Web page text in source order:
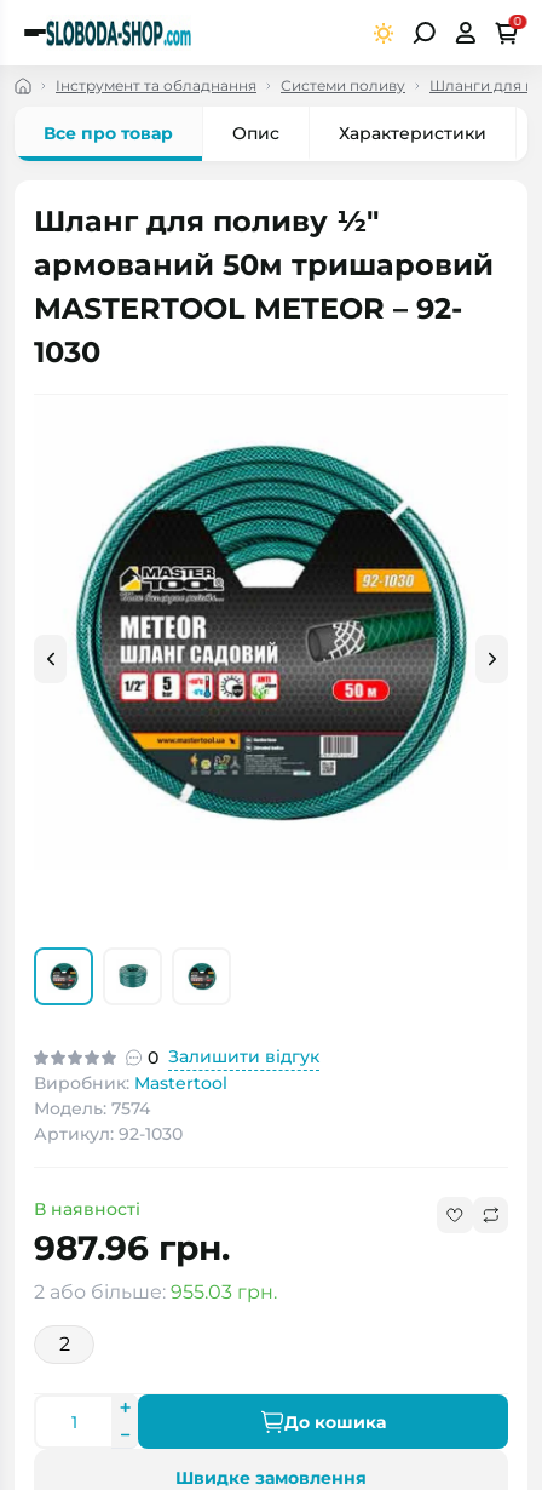
0
Інструмент та обладнання Системи поливу Шланги для
Все про товар Опис Характеристики
Шланг для поливу ½"
армований 50м тришаровий
MASTERTOOL METEOR – 92-
1030
0 Залишити відгук
Виробник: Mastertool
Модель: 7574
Артикул: 92-1030
В наявності
987.96 грн.
2 або більше: 955.03 грн.
2
До кошика
Швидке замовлення